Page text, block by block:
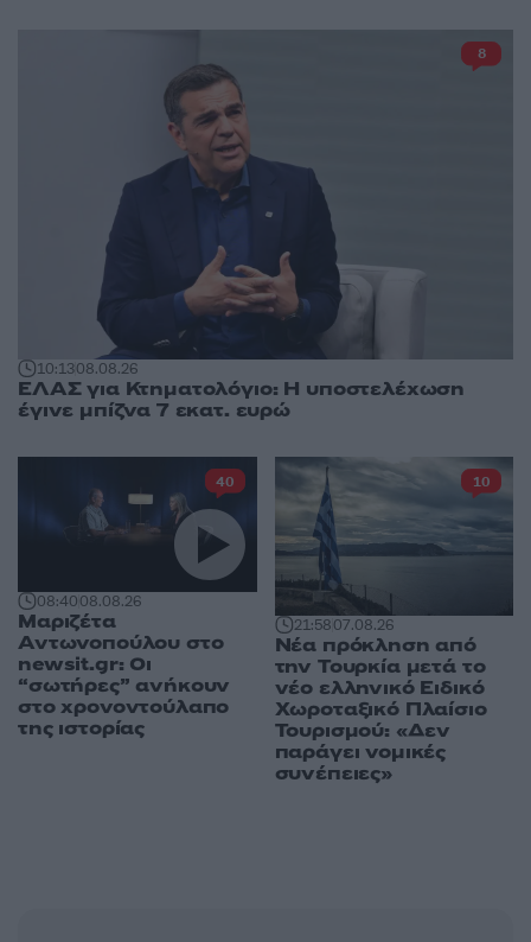
10:1308.08.26
ΕΛΑΣ για Κτηματολόγιο: Η υποστελέχωση
έγινε μπίζνα 7 εκατ. ευρώ
8
08:4008.08.26
Μαριζέτα
Αντωνοπούλου στο
newsit.gr: Οι
“σωτήρες” ανήκουν
στο χρονοντούλαπο
της ιστορίας
40
21:5807.08.26
Νέα πρόκληση από
την Τουρκία μετά το
νέο ελληνικό Ειδικό
Χωροταξικό Πλαίσιο
Τουρισμού: «Δεν
παράγει νομικές
συνέπειες»
10